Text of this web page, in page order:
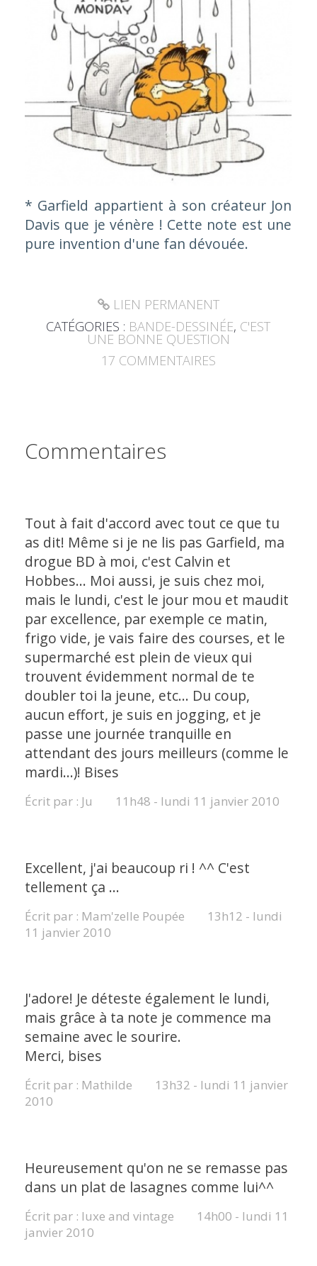
* Garfield appartient à son créateur Jon
Davis que je vénère ! Cette note est une
pure invention d'une fan dévouée.
LIEN PERMANENT
CATÉGORIES : BANDE-DESSINÉE, C'EST
UNE BONNE QUESTION
17 COMMENTAIRES
Commentaires
Tout à fait d'accord avec tout ce que tu
as dit! Même si je ne lis pas Garfield, ma
drogue BD à moi, c'est Calvin et
Hobbes... Moi aussi, je suis chez moi,
mais le lundi, c'est le jour mou et maudit
par excellence, par exemple ce matin,
frigo vide, je vais faire des courses, et le
supermarché est plein de vieux qui
trouvent évidemment normal de te
doubler toi la jeune, etc... Du coup,
aucun effort, je suis en jogging, et je
passe une journée tranquille en
attendant des jours meilleurs (comme le
mardi...)! Bises
Écrit par : Ju 11h48 - lundi 11 janvier 2010
Excellent, j'ai beaucoup ri ! ^^ C'est
tellement ça ...
Écrit par : Mam'zelle Poupée 13h12 - lundi
11 janvier 2010
J'adore! Je déteste également le lundi,
mais grâce à ta note je commence ma
semaine avec le sourire.
Merci, bises
Écrit par : Mathilde 13h32 - lundi 11 janvier
2010
Heureusement qu'on ne se remasse pas
dans un plat de lasagnes comme lui^^
Écrit par : luxe and vintage 14h00 - lundi 11
janvier 2010